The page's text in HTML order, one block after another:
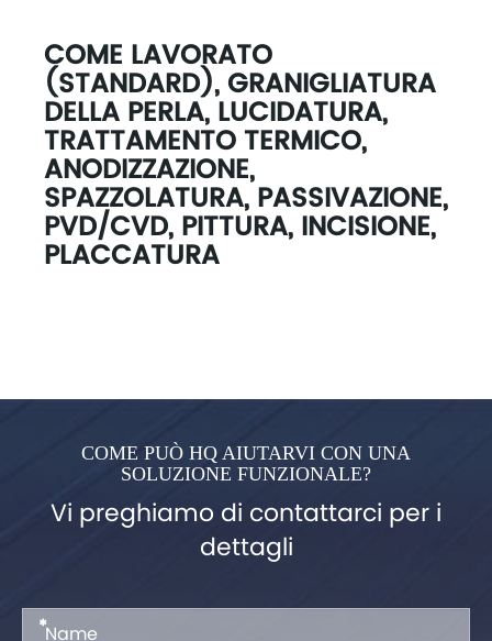
COME LAVORATO
(STANDARD), GRANIGLIATURA
DELLA PERLA, LUCIDATURA,
TRATTAMENTO TERMICO,
ANODIZZAZIONE,
SPAZZOLATURA, PASSIVAZIONE,
PVD/CVD, PITTURA, INCISIONE,
PLACCATURA
COME PUÒ HQ AIUTARVI CON UNA
SOLUZIONE FUNZIONALE?
Vi preghiamo di contattarci per i
dettagli
*